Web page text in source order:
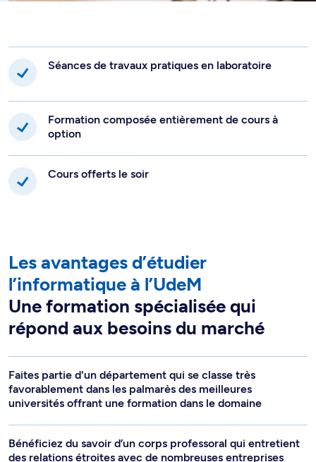
Séances de travaux pratiques en laboratoire
Formation composée entièrement de cours à
option
Cours offerts le soir
Les avantages d’étudier
l’informatique à l’UdeM
Une formation spécialisée qui
répond aux besoins du marché
Faites partie d'un département qui se classe très
favorablement dans les palmarès des meilleures
universités offrant une formation dans le domaine
Bénéficiez du savoir d’un corps professoral qui entretient
des relations étroites avec de nombreuses entreprises